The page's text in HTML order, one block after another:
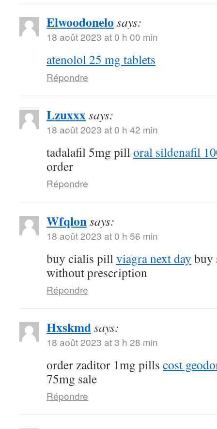
Elwoodonelo says:
18 août 2023 at 0 h 00 min
atenolol 25 mg tablets
Répondre
Lzuxxxsays:
18 août 2023 at 0 h 42 min
tadalafil 5mg pilloral sildenafil
order
Répondre
Wfqlonsays:
18 août 2023 at 0 h 56 min
buy cialis pillviagra next day buy
without prescription
Répondre
Hxskmdsays:
18 août 2023 at 3 h 28 min
order zaditor 1mg pills cost
75mg sale
Répondre